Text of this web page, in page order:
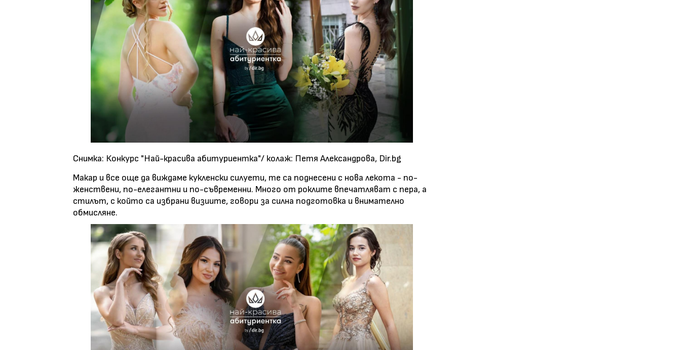
Снимка: Конкурс "Най-красива абитуриентка"/ колаж: Петя Александрова, Dir.bg
Макар и все още да виждаме кукленски силуети, те са поднесени с нова лекота - по-
женствени, по-елегантни и по-съвременни. Много от роклите впечатляват с пера, а
стилът, с който са избрани визиите, говори за силна подготовка и внимателно
обмисляне.